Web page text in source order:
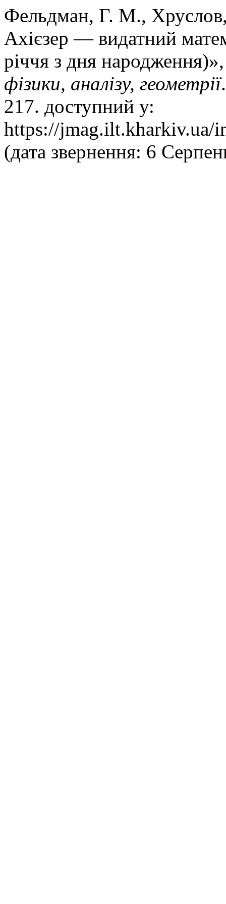
Фельдман, Г. М.,
Ахiєзер — видатний
рiччя з дня
фізики, аналізу, геометрії
217. доступний у:
https://jmag.ilt.kharkiv.ua/
(дата звернення: 6